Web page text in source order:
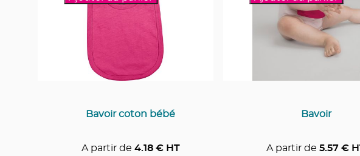
Bavoir coton bébé
A partir de 4.18€ HT
Bavoir
A partir de 5.57 €